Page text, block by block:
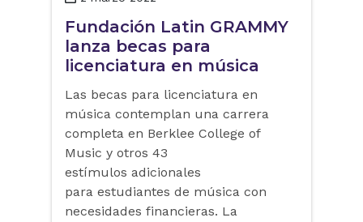
Fundación Latin GRAMMY
lanza becas para
licenciatura en música
Las becas para licenciatura en
música contemplan una carrera
completa en Berklee College of
Music y otros 43
estímulos adicionales
para estudiantes de música con
necesidades financieras. La